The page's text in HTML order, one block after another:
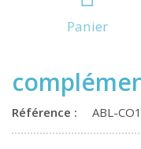
Panier
Référence : ABL-